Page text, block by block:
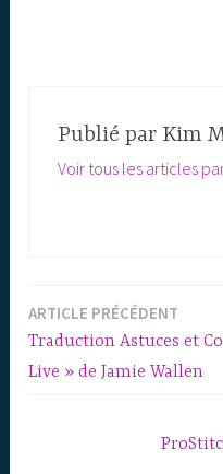
Publié par Kim
Voir tous les articles
Navigation
ARTICLE PRÉCÉDENT
Traduction Astuces et
Live » de Jamie Wallen